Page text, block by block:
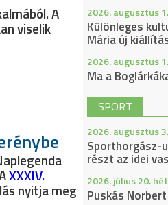
A
viselik
XXXIV.
nyitja meg
2026. augusztus
Különleges
Mária új
2026. augusztus
Ma a
SPORT
2026. augusztus
Sporthorgász-
részt az idei
2026. július 20.
Puskás